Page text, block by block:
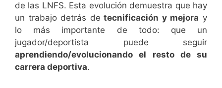
de las LNFS. Esta evolución demuestra que hay
un trabajo detrás de tecnificación y mejora y
lo más importante de todo: que un
jugador/deportista puede seguir
aprendiendo/evolucionando el resto de su
carrera deportiva.